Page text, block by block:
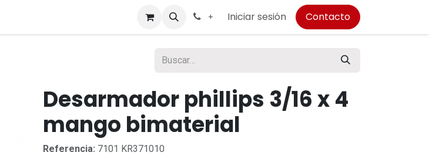
+ Iniciar sesión Contacto
Desarmador phillips 3/16 x 4
mango bimaterial
Referencia: 7101 KR371010